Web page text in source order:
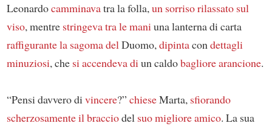
Leonardocamminavatra la folla,un sorriso rilassato sul
viso, mentre stringeva tra le maniuna lanterna di carta
raffigurantela sagoma delDuomo,dipintacondettagli
minuziosi, che si accendeva diun caldobagliore arancione.
“Pensi davvero divincere?” chieseMarta, sfiorando
scherzosamenteil bracciodel suo migliore amico. La sua